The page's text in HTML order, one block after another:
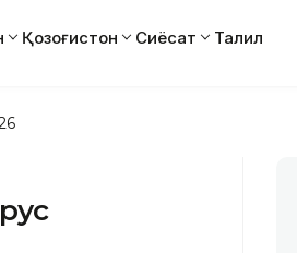
Қозоғистон Сиёсат Таҳлил